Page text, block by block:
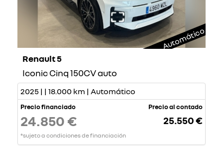
Automático
Renault 5
Iconic Cinq 150CV auto
2025 | | 18.000 km | Automático
Precio financiado
24.850 €
*sujeto a condiciones de financiación
Precio al contado
25.550 €